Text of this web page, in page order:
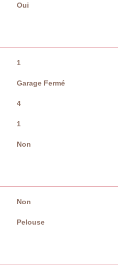
Oui
1
Garage Fermé
4
1
Non
Non
Pelouse